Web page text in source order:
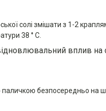
солі змішати з 1-2
38 ° С.
вплив на
паличкою безпосередньо на